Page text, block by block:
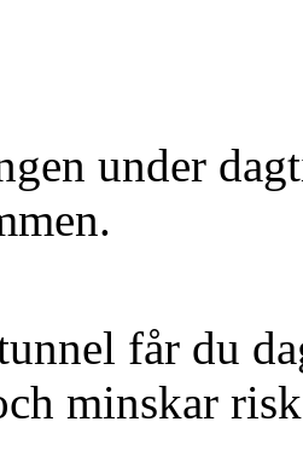
under
får du
minskar